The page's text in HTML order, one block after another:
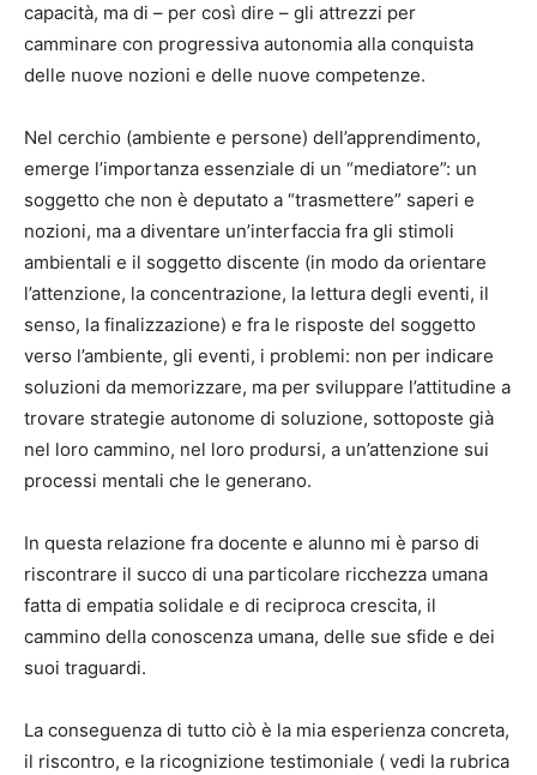
capacità, ma di – per così dire – gli attrezzi per
camminare con progressiva autonomia alla conquista
delle nuove nozioni e delle nuove competenze.
Nel cerchio (ambiente e persone) dell’apprendimento,
emerge l’importanza essenziale di un “mediatore”: un
soggetto che non è deputato a “trasmettere” saperi e
nozioni, ma a diventare un’interfaccia fra gli stimoli
ambientali e il soggetto discente (in modo da orientare
l’attenzione, la concentrazione, la lettura degli eventi, il
senso, la finalizzazione) e fra le risposte del soggetto
verso l’ambiente, gli eventi, i problemi: non per indicare
soluzioni da memorizzare, ma per sviluppare l’attitudine a
trovare strategie autonome di soluzione, sottoposte già
nel loro cammino, nel loro prodursi, a un’attenzione sui
processi mentali che le generano.
In questa relazione fra docente e alunno mi è parso di
riscontrare il succo di una particolare ricchezza umana
fatta di empatia solidale e di reciproca crescita, il
cammino della conoscenza umana, delle sue sfide e dei
suoi traguardi.
La conseguenza di tutto ciò è la mia esperienza concreta,
il riscontro, e la ricognizione testimoniale ( vedi la rubrica